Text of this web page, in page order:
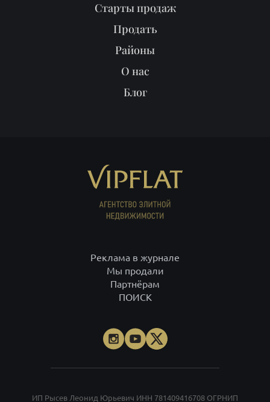
Старты продаж
Продать
Районы
О нас
Блог
Реклама в журнале
Мы продали
Партнёрам
ПОИСК
ИП Рысев Леонид Юрьевич ИНН 781409416708 ОГРНИП